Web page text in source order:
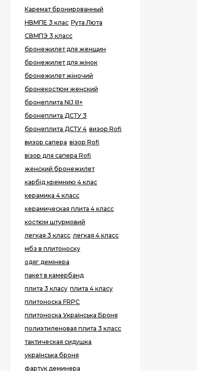
Каремат бронированный
НВМПЕ 3 клас Рута Люта
СВМПЭ 3 класс
бронежилет для женщин
бронежилет для жінок
бронежилет жіночий
бронекостюм женский
бронеплита NIJ III+
бронеплита ДСТУ 3
бронеплита ДСТУ 4 визор Rofi
визор сапера візор Rofi
візор для сапера Rofi
женский бронежилет
карбід кремнию 4 клас
керамика 4 класс
керамическая плита 4 класс
костюм штурмовий
легкая 3 класс легкая 4 класс
мбз в плитоноску
одяг демінера
пакет в камербанд
плита 3 класу плита 4 класу
плитоноска FRPC
плитоноска Українська Броня
полиэтиленовая плита 3 класс
тактическая сидушка
українська броня
фартук деминера